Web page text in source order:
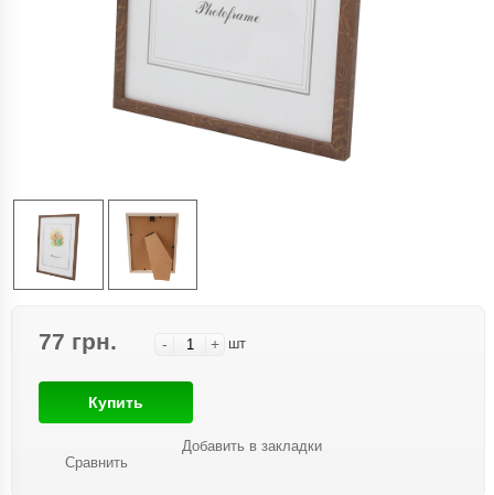
77 грн. - + шт
Купить
Сравнить
Добавить в закладки